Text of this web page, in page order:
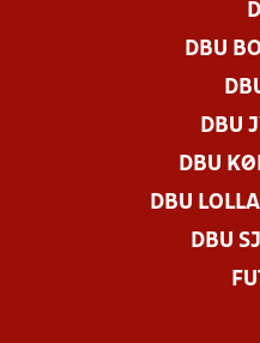
DBU
DBU
DBU
DBU
DBU